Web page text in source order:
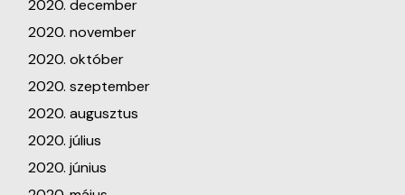
2020. december
2020. november
2020. október
2020. szeptember
2020. augusztus
2020. július
2020. június